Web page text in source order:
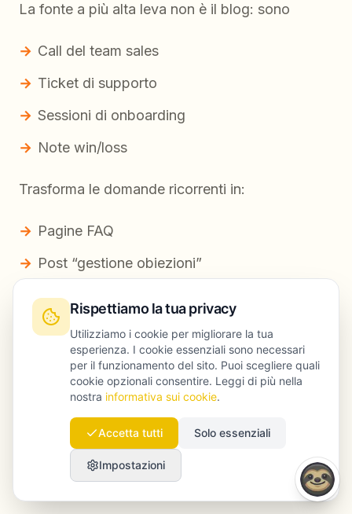
La fonte a più alta leva non è il blog: sono
Call del team sales
Ticket di supporto
Sessioni di onboarding
Note win/loss
Trasforma le domande ricorrenti in:
Pagine FAQ
Post “gestione obiezioni”
Clip demo brevi
Pagine di confronto
Questo è content reuse che si collega
direttamente al revenue.
Domande frequenti
Rispettiamo la tua privacy
Utilizziamo i cookie per migliorare la tua
esperienza. I cookie essenziali sono necessari
per il funzionamento del sito. Puoi scegliere quali
cookie opzionali consentire. Leggi di più nella
nostra informativa sui cookie.
Accetta tutti Solo essenziali
Impostazioni